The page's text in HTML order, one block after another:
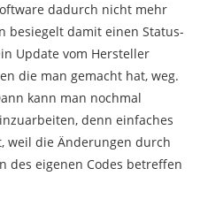
dadurch nicht mehr
besiegelt damit einen Status-
Update vom Hersteller
die man gemacht hat, weg.
kann man nochmal
denn einfaches
weil die Änderungen durch
des eigenen Codes betreffen